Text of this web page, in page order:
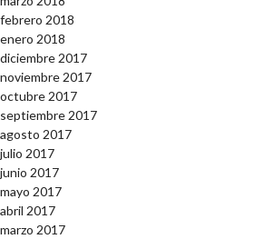
febrero 2018
enero 2018
diciembre 2017
noviembre 2017
octubre 2017
septiembre 2017
agosto 2017
julio 2017
junio 2017
mayo 2017
abril 2017
marzo 2017